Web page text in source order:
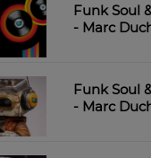
Funk Soul
- Marc
Funk Soul
- Marc